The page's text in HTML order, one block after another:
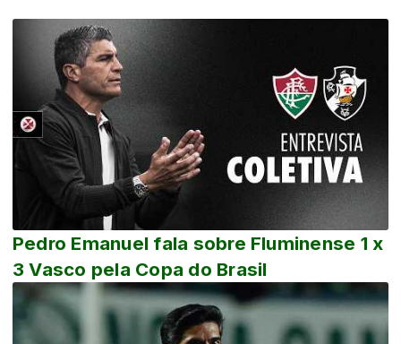
Pedro Emanuel fala sobre Fluminense 1 x
3 Vasco pela Copa do Brasil